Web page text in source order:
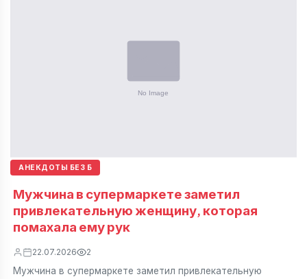
АНЕКДОТЫ БЕЗ Б
Мужчина в супермаркете заметил
привлекательную женщину, которая
помахала ему рук
22.07.2026 2
Мужчина в супермаркете заметил привлекательную